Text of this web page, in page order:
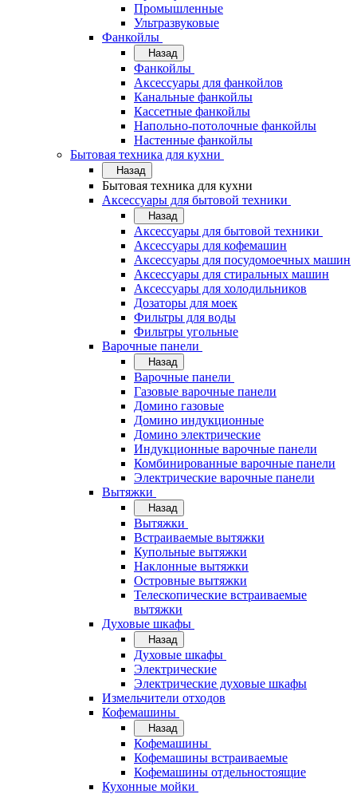
Промышленные
Ультразвуковые
Фанкойлы
Назад
Фанкойлы
Аксессуары для фанкойлов
Канальные фанкойлы
Кассетные фанкойлы
Напольно-потолочные фанкойлы
Настенные фанкойлы
Бытовая техника для кухни
Назад
Бытовая техника для кухни
Аксессуары для бытовой техники
Назад
Аксессуары для бытовой техники
Аксессуары для кофемашин
Аксессуары для посудомоечных машин
Аксессуары для стиральных машин
Аксессуары для холодильников
Дозаторы для моек
Фильтры для воды
Фильтры угольные
Варочные панели
Назад
Варочные панели
Газовые варочные панели
Домино газовые
Домино индукционные
Домино электрические
Индукционные варочные панели
Комбинированные варочные панели
Электрические варочные панели
Вытяжки
Назад
Вытяжки
Встраиваемые вытяжки
Купольные вытяжки
Наклонные вытяжки
Островные вытяжки
Телескопические встраиваемые
вытяжки
Духовые шкафы
Назад
Духовые шкафы
Электрические
Электрические духовые шкафы
Измельчители отходов
Кофемашины
Назад
Кофемашины
Кофемашины встраиваемые
Кофемашины отдельностоящие
Кухонные мойки